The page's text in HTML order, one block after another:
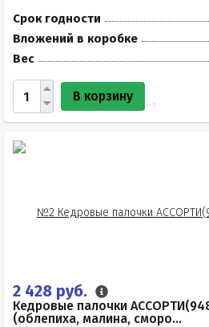
Срок годности
Вложений в коробке
Вес
В корзину
2 428 руб.
Кедровые палочки
(облепиха, малина, сморо...